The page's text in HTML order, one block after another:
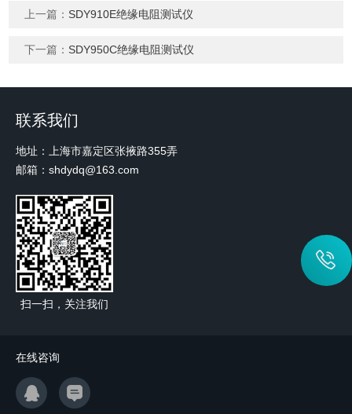
上一篇： SDY910E绝缘电阻测试仪
下一篇： SDY950C绝缘电阻测试仪
联系我们
地址：上海市嘉定区张掖路355弄
邮箱：shdydq@163.com
扫一扫，关注我们
在线咨询